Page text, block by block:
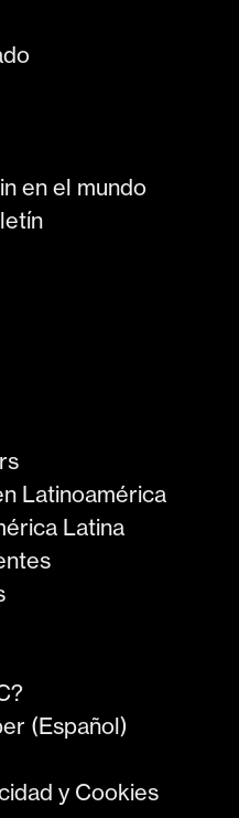
en el mundo
Latinoamérica
Latina
(Español)
y Cookies